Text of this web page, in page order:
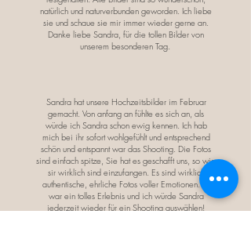
natürlich und naturverbunden geworden. Ich liebe
sie und schaue sie mir immer wieder gerne an.
Danke liebe Sandra, für die tollen Bilder von
unserem besonderen Tag.
Sandra hat unsere Hochzeitsbilder im Februar
gemacht. Von anfang an fühlte es sich an, als
würde ich Sandra schon ewig kennen. Ich hab
mich bei ihr sofort wohlgefühlt und entsprechend
schön und entspannt war das Shooting. Die Fotos
sind einfach spitze, Sie hat es geschafft uns, so wie
sir wirklich sind einzufangen. Es sind wirklich
authentische, ehrliche Fotos voller Emotionen. Es
war ein tolles Erlebnis und ich würde Sandra
jederzeit wieder für ein Shooting auswählen!